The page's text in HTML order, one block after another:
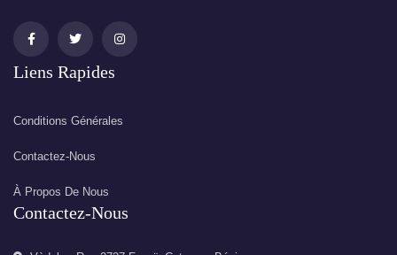
Liens Rapides
Conditions Générales
Contactez-Nous
À Propos De Nous
Contactez-Nous